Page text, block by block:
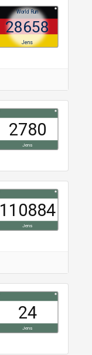
World Run
Jens
28658
Jens
2780
Jens
110884
Jens
24